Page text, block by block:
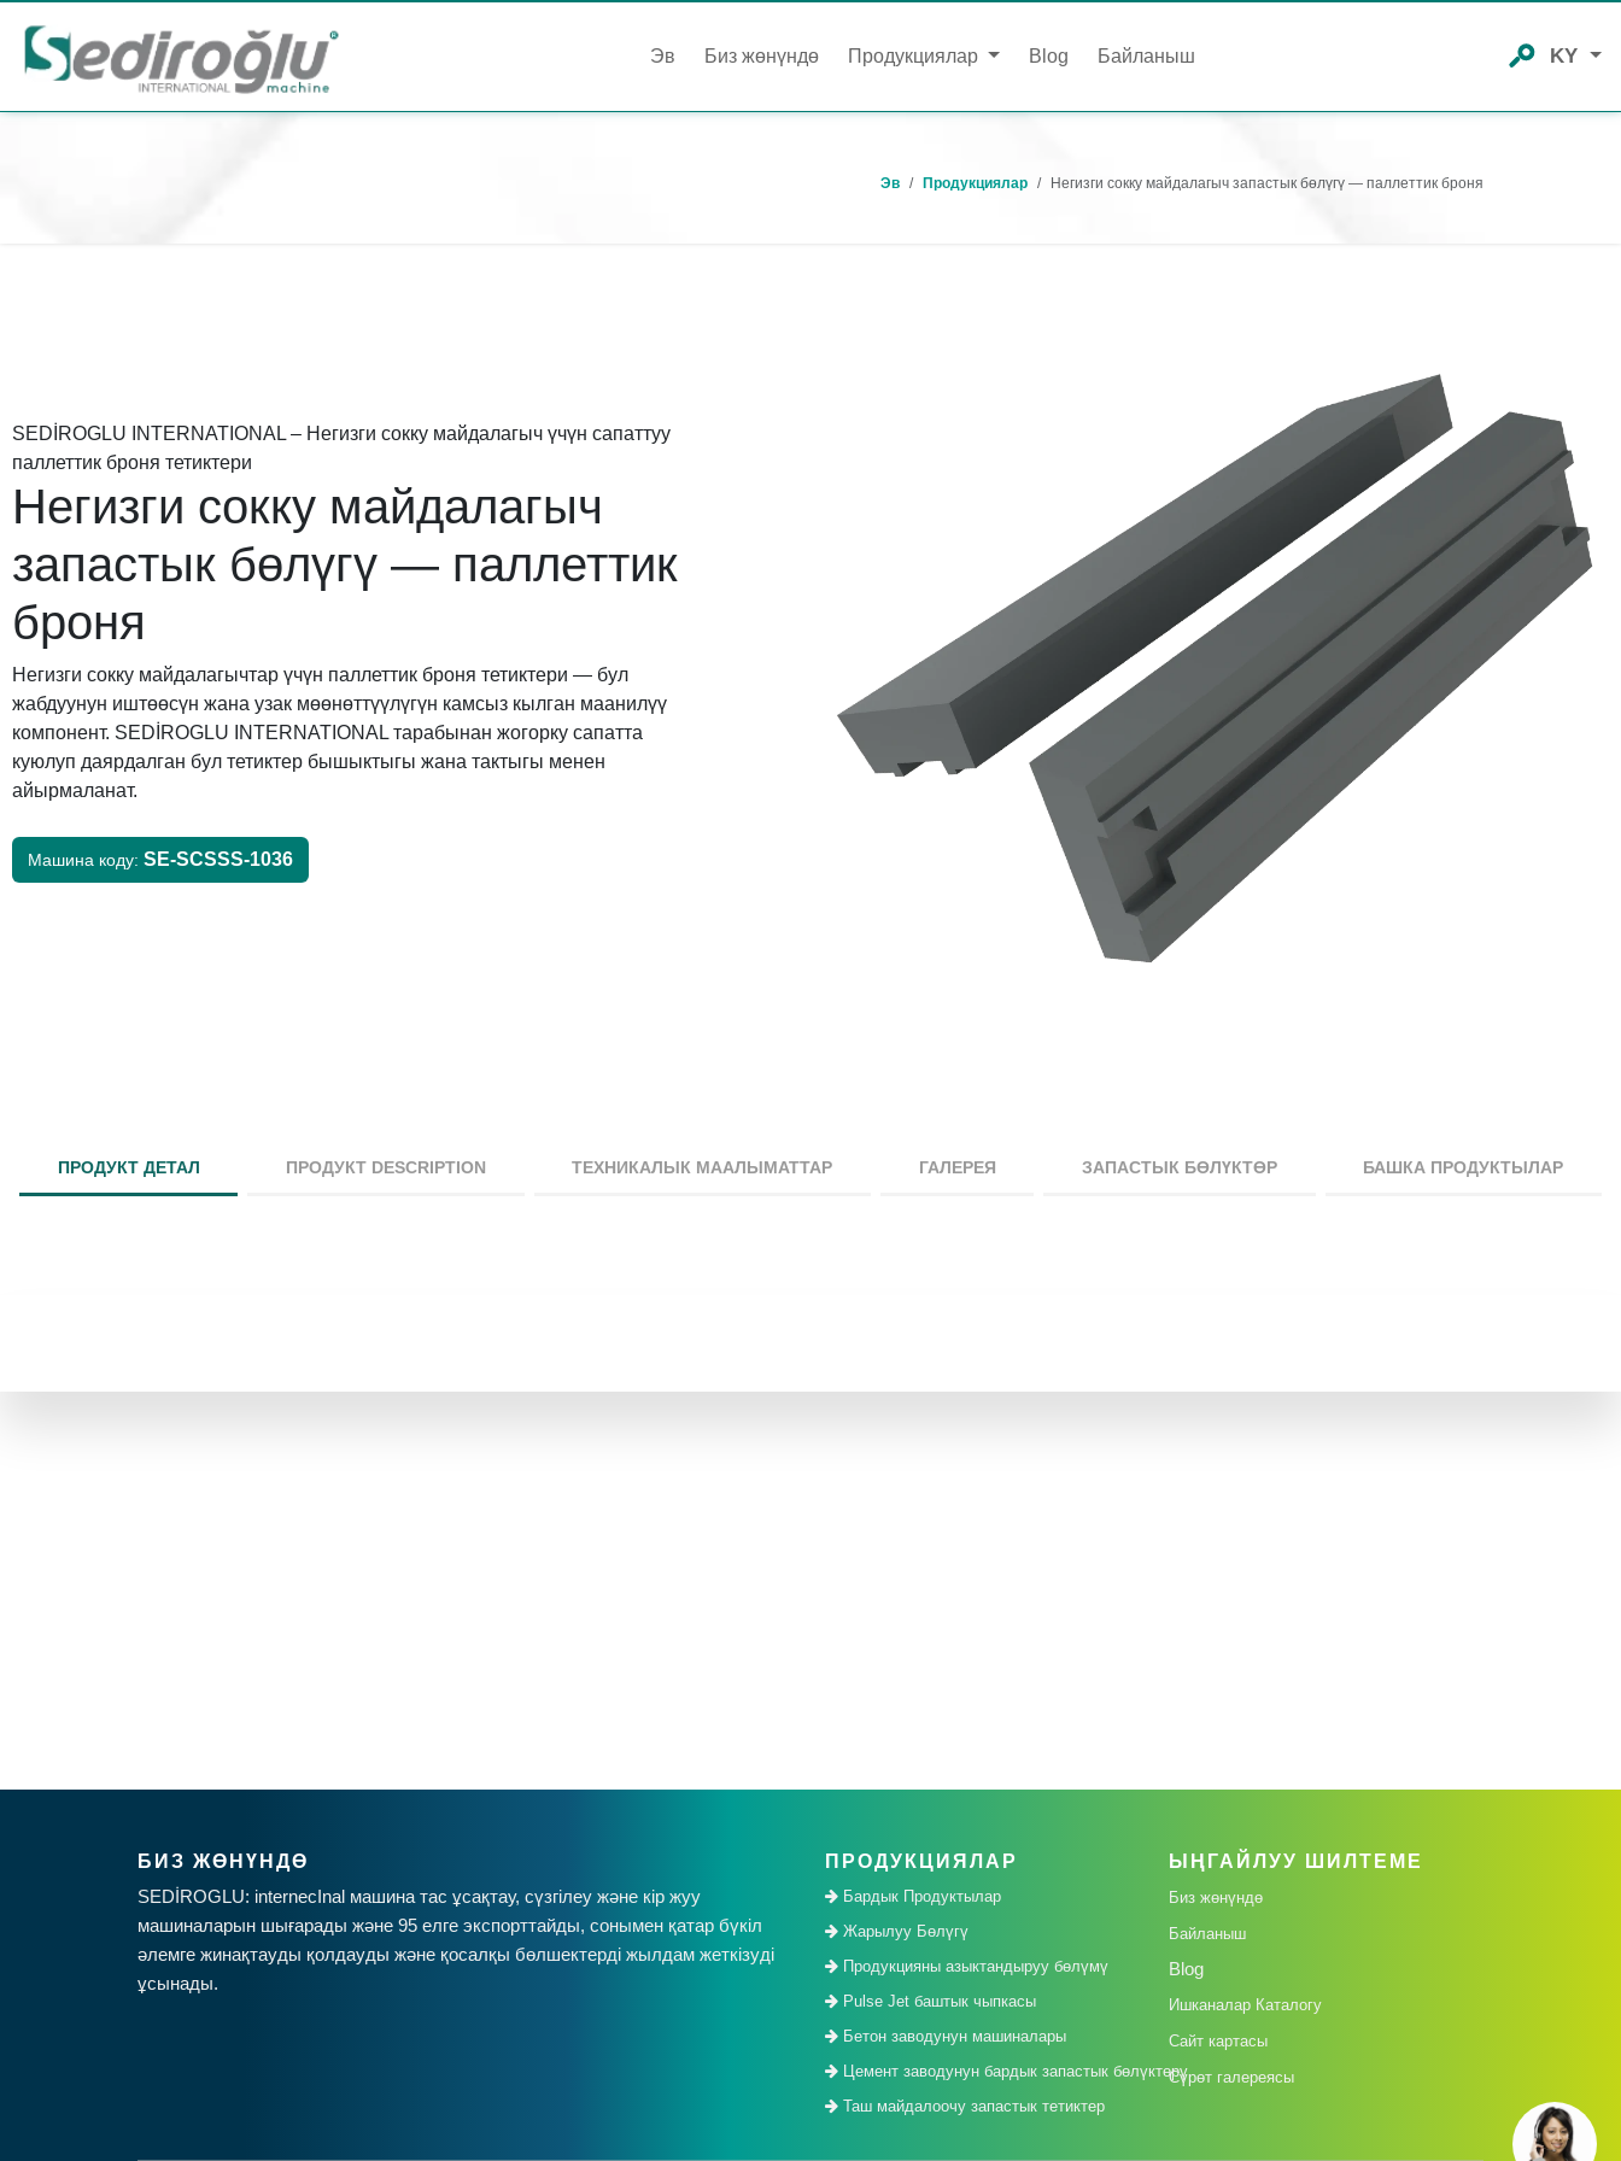
Эв Биз жөнүндө Продукциялар Blog Байланыш KY
Эв Продукциялар Негизги сокку майдалагыч запастык бөлүгү — паллеттик броня
SEDİROGLU INTERNATIONAL – Негизги сокку майдалагыч үчүн сапаттуу
паллеттик броня тетиктери
Негизги сокку майдалагыч
запастык бөлүгү — паллеттик
броня
Негизги сокку майдалагычтар үчүн паллеттик броня тетиктери — бул
жабдуунун иштөөсүн жана узак мөөнөттүүлүгүн камсыз кылган маанилүү
компонент. SEDİROGLU INTERNATIONAL тарабынан жогорку сапатта
куюлуп даярдалган бул тетиктер бышыктыгы жана тактыгы менен
айырмаланат.
Машина коду: SE-SCSSS-1036
ПРОДУКТ ДЕТАЛ ПРОДУКТ DESCRIPTION ТЕХНИКАЛЫК МААЛЫМАТТАР ГАЛЕРЕЯ ЗАПАСТЫК БӨЛҮКТӨР БАШКА ПРОДУКТЫЛАР
БИЗ ЖӨНҮНДӨ
SEDİROGLU: internecInal машина тас ұсақтау, сүзгілеу және кір жуу
машиналарын шығарады және 95 елге экспорттайды, сонымен қатар бүкіл
әлемге жинақтауды қолдауды және қосалқы бөлшектерді жылдам жеткізуді
ұсынады.
ПРОДУКЦИЯЛАР
Бардык Продуктылар
Жарылуу Бөлүгү
Продукцияны азыктандыруу бөлүмү
Pulse Jet баштык чыпкасы
Бетон заводунун машиналары
Цемент заводунун бардык запастык бөлүктөрү
Таш майдалоочу запастык тетиктер
ЫҢГАЙЛУУ ШИЛТЕМЕ
Биз жөнүндө
Байланыш
Blog
Ишканалар Каталогу
Сайт картасы
Сүрөт галереясы